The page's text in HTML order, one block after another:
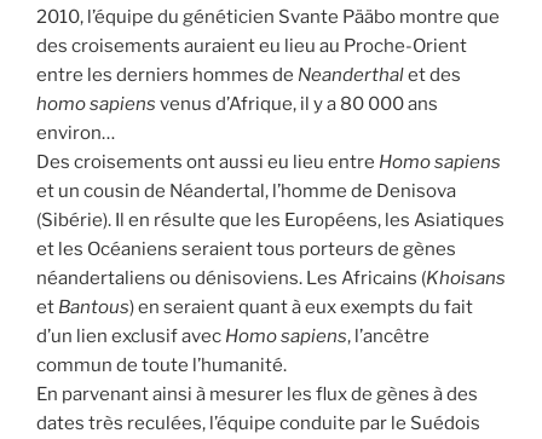
2010, l’équipe du généticien Svante Pääbo montre que
des croisements auraient eu lieu au Proche-Orient
entre les derniers hommes de Neanderthalet des
homo sapiens venus d’Afrique, il y a 80 000 ans
environ…
Des croisements ont aussi eu lieu entre Homo sapiens
et un cousin de Néandertal, l’homme de Denisova
(Sibérie). Il en résulte que les Européens, les Asiatiques
et les Océaniens seraient tous porteurs de gènes
néandertaliens ou dénisoviens. Les Africains (Khoisans
et Bantous) en seraient quant à eux exempts du fait
d’un lien exclusif avec Homo sapiens, l’ancêtre
commun de toute l’humanité.
En parvenant ainsi à mesurer les flux de gènes à des
dates très reculées, l’équipe conduite par le Suédois